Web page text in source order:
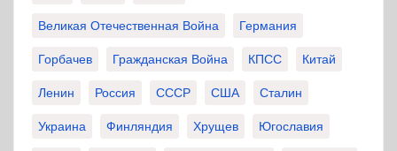
Великая Отечественная Война Германия
Горбачев Гражданская Война КПСС Китай
Ленин Россия СССР США Сталин
Украина Финляндия Хрущев Югославия